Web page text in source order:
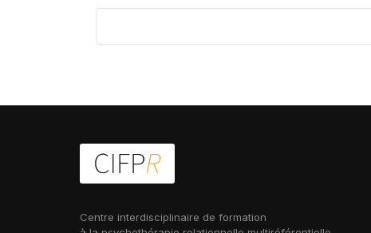
Centre interdisciplinaire de formation